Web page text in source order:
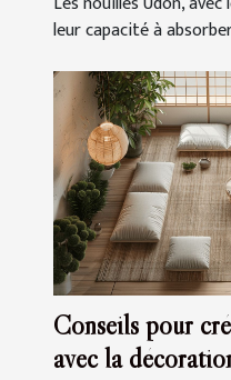
leur capacité à
Conseils pour
avec la